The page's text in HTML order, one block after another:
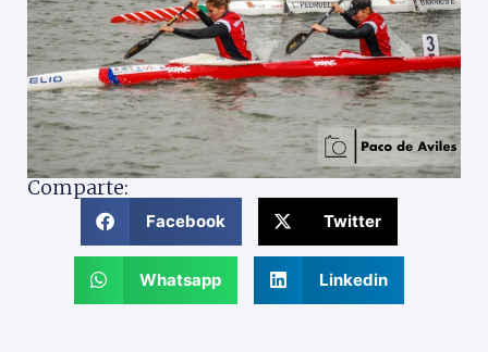
Comparte:
Facebook Twitter
Whatsapp Linkedin